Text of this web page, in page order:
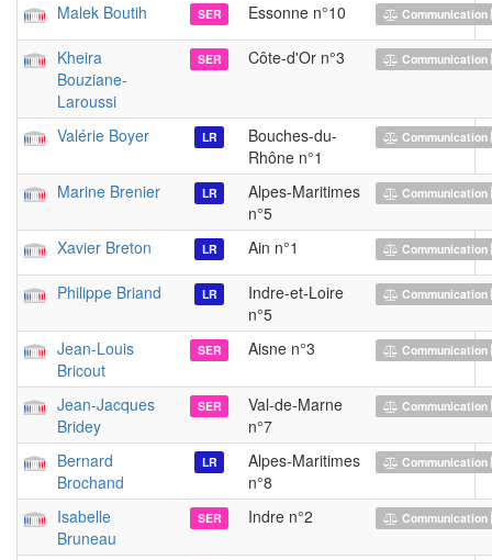
Malek Boutih SER Essonne n°10
Kheira
Bouziane-
Laroussi
SER Côte-d'Or n°3
Valérie Boyer LR
Bouches-du-
Rhône n°1
Marine Brenier LR
Alpes-Maritimes
n°5
Xavier Breton LR Ain n°1
Philippe Briand LR
Indre-et-Loire
n°5
Jean-Louis
Bricout
SER Aisne n°3
Jean-Jacques
Bridey
SER
Val-de-Marne
n°7
Bernard
Brochand
LR
Alpes-Maritimes
n°8
Isabelle
Bruneau
SER Indre n°2